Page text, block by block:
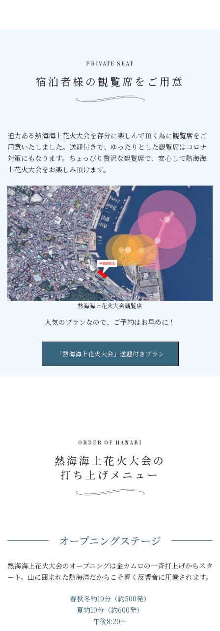
宿泊者様の観覧席をご用意
PRIVATE SEAT
迫力ある熱海海上花火大会を存分に楽しんで頂く為に観覧席をご
用意いたしました。送迎付きで、ゆったりとした観覧席はコロナ
対策にもなります。ちょっぴり贅沢な観覧席で、安心して熱海海
上花火大会をお楽しみ頂けます。
熱海海上花火大会観覧席
人気のプランなので、ご予約はお早めに！
「熱海海上花火大会」送迎付きプラン
熱海海上花火大会の
打ち上げメニュー
ORDER OF HANABI
オープニングステージ
熱海海上花火大会のオープニングは金カムロの一斉打上げからスタ
ート。山に囲まれた熱海湾だからこそ響く反響音に圧巻されます。
春秋冬約10分（約500発）
夏約10分（約600発）
午後8:20～